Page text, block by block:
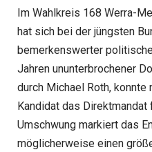
Im Wahlkreis 168 Werra-
hat sich bei der jüngsten
bemerkenswerter
Jahren ununterbrochener
durch Michael Roth, konnte
Kandidat das
Umschwung markiert das
möglicherweise einen